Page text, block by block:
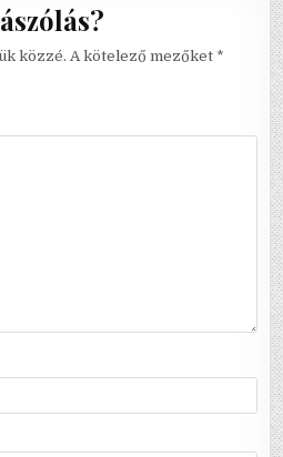
közzé. A kötelező mezőket *